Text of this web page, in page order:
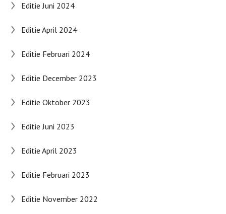
Editie Juni 2024
Editie April 2024
Editie Februari 2024
Editie December 2023
Editie Oktober 2023
Editie Juni 2023
Editie April 2023
Editie Februari 2023
Editie November 2022